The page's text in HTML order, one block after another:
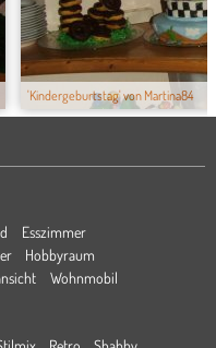
'Kindergeburtstag' von Martina84
Esszimmer
Hobbyraum
Wohnmobil